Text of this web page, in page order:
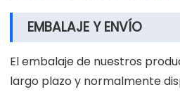
EMBALAJE Y ENVÍO
El embalaje de nuestros
largo plazo y normalmente